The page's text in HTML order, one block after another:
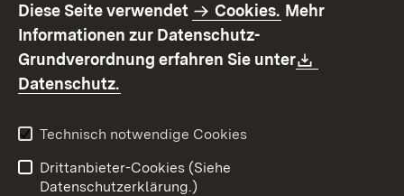
Benutzungshinweise
Erklärung zur
Barrierefreiheit
Kontakt
Fehlerhaften Link melden
Diese Seite verwendet Cookies. Mehr
Informationen zur Datenschutz-
Grundverordnung erfahren Sie unter
Datenschutz.
Technisch notwendige Cookies
Drittanbieter-Cookies (Siehe
Datenschutzerklärung.)